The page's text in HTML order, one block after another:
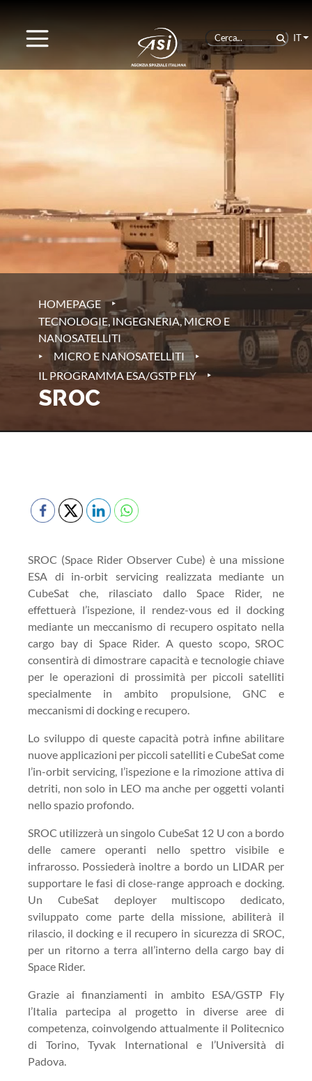
IT
HOMEPAGE ‣
TECNOLOGIE, INGEGNERIA, MICRO E
NANOSATELLITI
‣ MICRO E NANOSATELLITI ‣
IL PROGRAMMA ESA/GSTP FLY ‣
SROC
SROC (Space Rider Observer Cube) è una missione
ESA di in-orbit servicing realizzata mediante un
CubeSat che, rilasciato dallo Space Rider, ne
effettuerà l’ispezione, il rendez-vous ed il docking
mediante un meccanismo di recupero ospitato nella
cargo bay di Space Rider. A questo scopo, SROC
consentirà di dimostrare capacità e tecnologie chiave
per le operazioni di prossimità per piccoli satelliti
specialmente in ambito propulsione, GNC e
meccanismi di docking e recupero.
Lo sviluppo di queste capacità potrà infine abilitare
nuove applicazioni per piccoli satelliti e CubeSat come
l’in-orbit servicing, l’ispezione e la rimozione attiva di
detriti, non solo in LEO ma anche per oggetti volanti
nello spazio profondo.
SROC utilizzerà un singolo CubeSat 12 U con a bordo
delle camere operanti nello spettro visibile e
infrarosso. Possiederà inoltre a bordo un LIDAR per
supportare le fasi di close-range approach e docking.
Un CubeSat deployer multiscopo dedicato,
sviluppato come parte della missione, abiliterà il
rilascio, il docking e il recupero in sicurezza di SROC,
per un ritorno a terra all’interno della cargo bay di
Space Rider.
Grazie ai finanziamenti in ambito ESA/GSTP Fly
l’Italia partecipa al progetto in diverse aree di
competenza, coinvolgendo attualmente il Politecnico
di Torino, Tyvak International e l’Università di
Padova.